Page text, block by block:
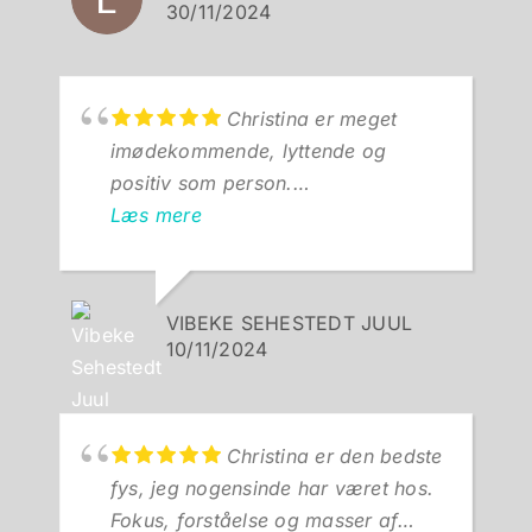
faktisk giver en behandling.
Derudover er der mulighed for at
træningen tilpasses min formåen.
30/11/2024
Christina er meget
imødekommende, lyttende og
positiv som person.
Hun er meget dygtig, erfaren og
dedikeret og målrettet i sine
behandlinger. Man føler sig tryg
ved at blive behandlet af hende.
Jeg vil på det varmeste anbefale
Læs mere
VIBEKE SEHESTEDT JUUL
10/11/2024
Christina er den bedste
fys, jeg nogensinde har været hos.
Fokus, forståelse og masser af